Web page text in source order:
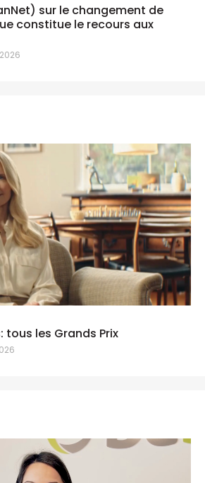
sur le changement de
constitue le recours aux
tous les Grands Prix